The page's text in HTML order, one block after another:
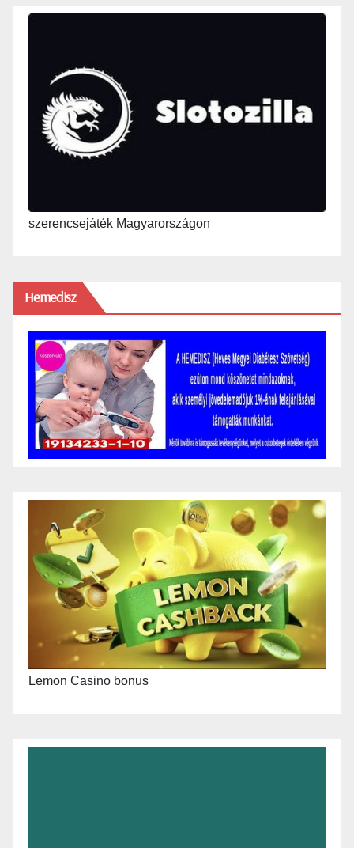
szerencsejáték Magyarországon
Hemedisz
Lemon Casino bonus